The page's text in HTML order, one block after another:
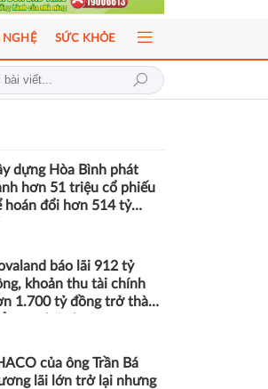
2026: Doanh nghiệp tìm lời giải đưa AI vào vận
NGHỆ SỨC KHỎE
dựng Hòa Bình phát
hơn 51 triệu cổ phiếu
hoán đổi hơn 514 tỷ
báo lãi 912 tỷ
khoản thu tài chính
1.700 tỷ đồng trở thành
của ông Trần Bá
lãi lớn trở lại nhưng